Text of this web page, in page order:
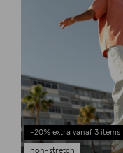
-20% extra vanaf 3 items
non-stretch